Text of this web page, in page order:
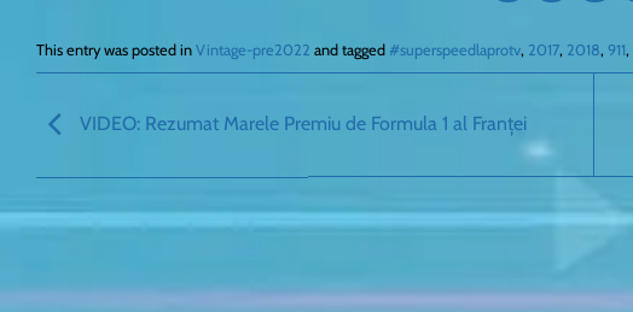
This entry was posted in Vintage-pre2022 and tagged #superspeedlaprotv, 2017, 2018, 911,
VIDEO: Rezumat Marele Premiu de Formula 1 al Franței